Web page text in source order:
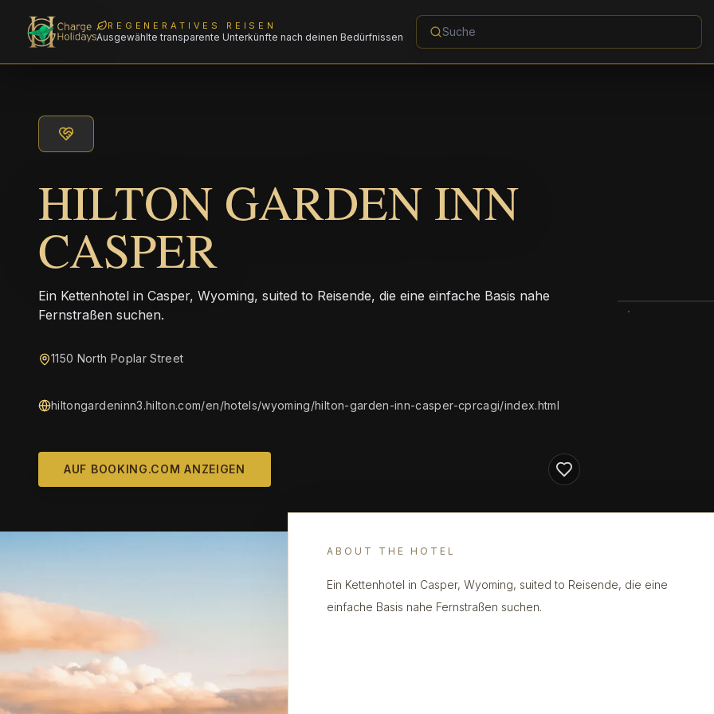
REGENERATIVES REISEN
Ausgewählte transparente Unterkünfte nach deinen Bedürfnissen
HILTON GARDEN INN
CASPER
Ein Kettenhotel in Casper, Wyoming, suited to Reisende, die eine einfache Basis nahe
Fernstraßen suchen.
1150 North Poplar Street
hiltongardeninn3.hilton.com/en/hotels/wyoming/hilton-garden-inn-casper-cprcagi/index.html
AUF BOOKING.COM ANZEIGEN
ABOUT THE HOTEL
Ein Kettenhotel in Casper, Wyoming, suited to Reisende, die eine
einfache Basis nahe Fernstraßen suchen.